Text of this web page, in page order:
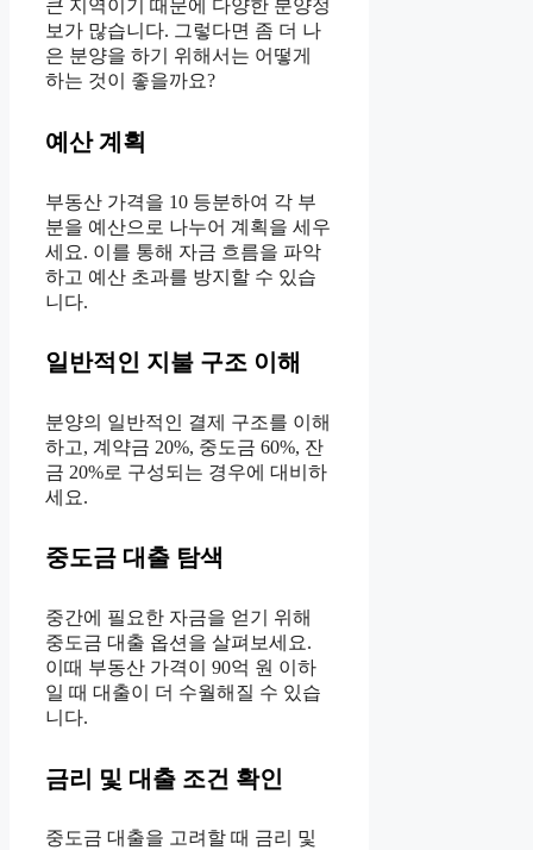
큰 지역이기 때문에 다양한 분양정
보가 많습니다. 그렇다면 좀 더 나
은 분양을 하기 위해서는 어떻게
하는 것이 좋을까요?
예산 계획
부동산 가격을 10 등분하여 각 부
분을 예산으로 나누어 계획을 세우
세요. 이를 통해 자금 흐름을 파악
하고 예산 초과를 방지할 수 있습
니다.
일반적인 지불 구조 이해
분양의 일반적인 결제 구조를 이해
하고, 계약금 20%, 중도금 60%, 잔
금 20%로 구성되는 경우에 대비하
세요.
중도금 대출 탐색
중간에 필요한 자금을 얻기 위해
중도금 대출 옵션을 살펴보세요.
이때 부동산 가격이 90억 원 이하
일 때 대출이 더 수월해질 수 있습
니다.
금리 및 대출 조건 확인
중도금 대출을 고려할 때 금리 및